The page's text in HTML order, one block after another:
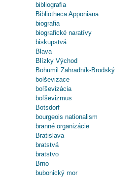
bibliografia
Bibliotheca Apponiana
biografia
biografické naratívy
biskupstvá
Blava
Blízky Východ
Bohumil Zahradník-Brodský
bolševizace
boľševizácia
boľševizmus
Botsdorf
bourgeois nationalism
branné organizácie
Bratislava
bratstvá
bratstvo
Brno
bubonický mor